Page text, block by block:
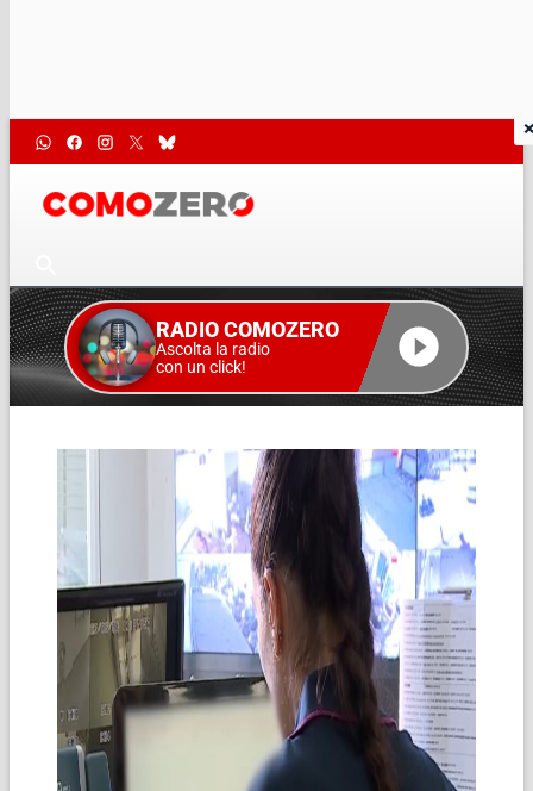
RADIO COMOZERO
Ascolta la radio
con un click!